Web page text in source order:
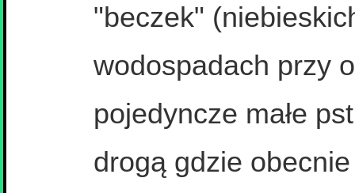
"beczek"
wodospadach przy
pojedyncze małe
drogą gdzie